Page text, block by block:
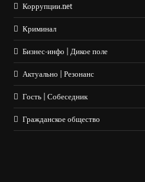
Коррупции.net
Криминал
Бизнес-инфо | Дикое поле
Актуально | Резонанс
Гость | Собеседник
Гражданское общество